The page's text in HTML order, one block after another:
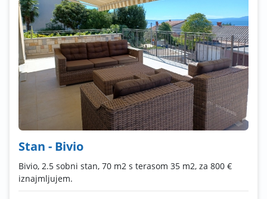
Stan - Bivio
Bivio, 2.5 sobni stan, 70 m2 s terasom 35 m2, za 800 €
iznajmljujem.